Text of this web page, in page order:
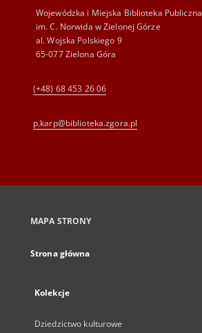
Wojewódzka i Miejska Biblioteka Publiczna
im. C. Norwida w Zielonej Górze
al. Wojska Polskiego 9
65-077 Zielona Góra
(+48) 68 453 26 06
p.karp@biblioteka.zgora.pl
MAPA STRONY
Strona główna
Kolekcje
Dziedzictwo kulturowe